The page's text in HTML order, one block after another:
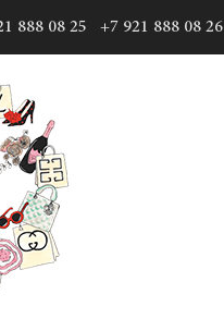
888 08 25 +7 921 888 08 26